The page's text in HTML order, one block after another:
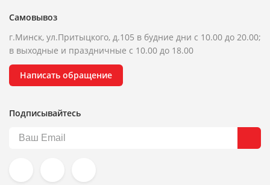
Самовывоз
г.Минск, ул.Притыцкого, д.105 в будние дни с 10.00 до 20.00;
в выходные и праздничные с 10.00 до 18.00
Написать обращение
Подписывайтесь